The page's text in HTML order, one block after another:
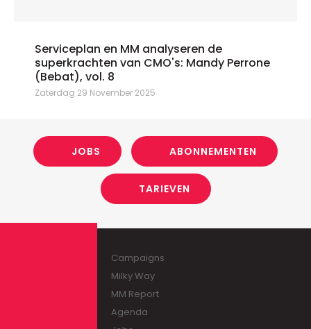
Serviceplan en MM analyseren de
superkrachten van CMO's: Mandy Perrone
(Bebat), vol. 8
Zaterdag 29 November 2025
JOBS ABONNEMENTEN
TARIEVEN
Campaigns
Milky Way
MM Report
Agenda